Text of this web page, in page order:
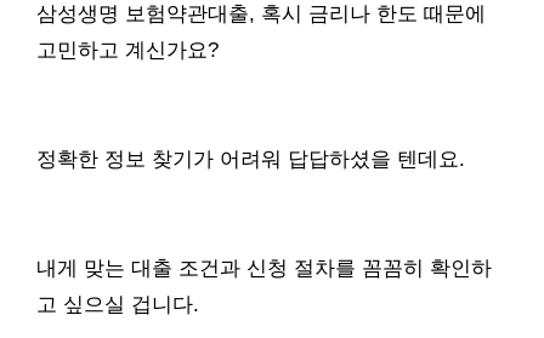
삼성생명 보험약관대출, 혹시 금리나 한도 때문에
고민하고 계신가요?
정확한 정보 찾기가 어려워 답답하셨을 텐데요.
내게 맞는 대출 조건과 신청 절차를 꼼꼼히 확인하
고 싶으실 겁니다.